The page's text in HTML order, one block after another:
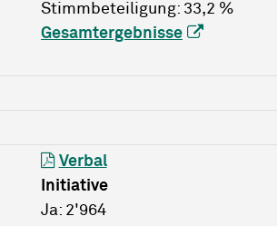
Stimmbeteiligung: 33,2 %
Gesamtergebnisse
Verbal
Initiative
Ja: 2'964